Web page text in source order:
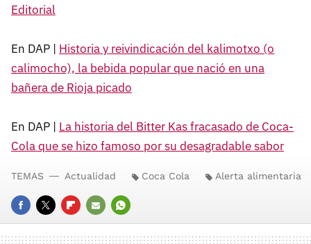
Editorial
En DAP | Historia y reivindicación del kalimotxo (o
calimocho), la bebida popular que nació en una
bañera de Rioja picado
En DAP | La historia del Bitter Kas fracasado de Coca-
Cola que se hizo famoso por su desagradable sabor
FACEBOOK
TWITTERFLIPBOARD
E-
WHATSAPP
TEMAS Actualidad Coca Cola Alerta alimentaria